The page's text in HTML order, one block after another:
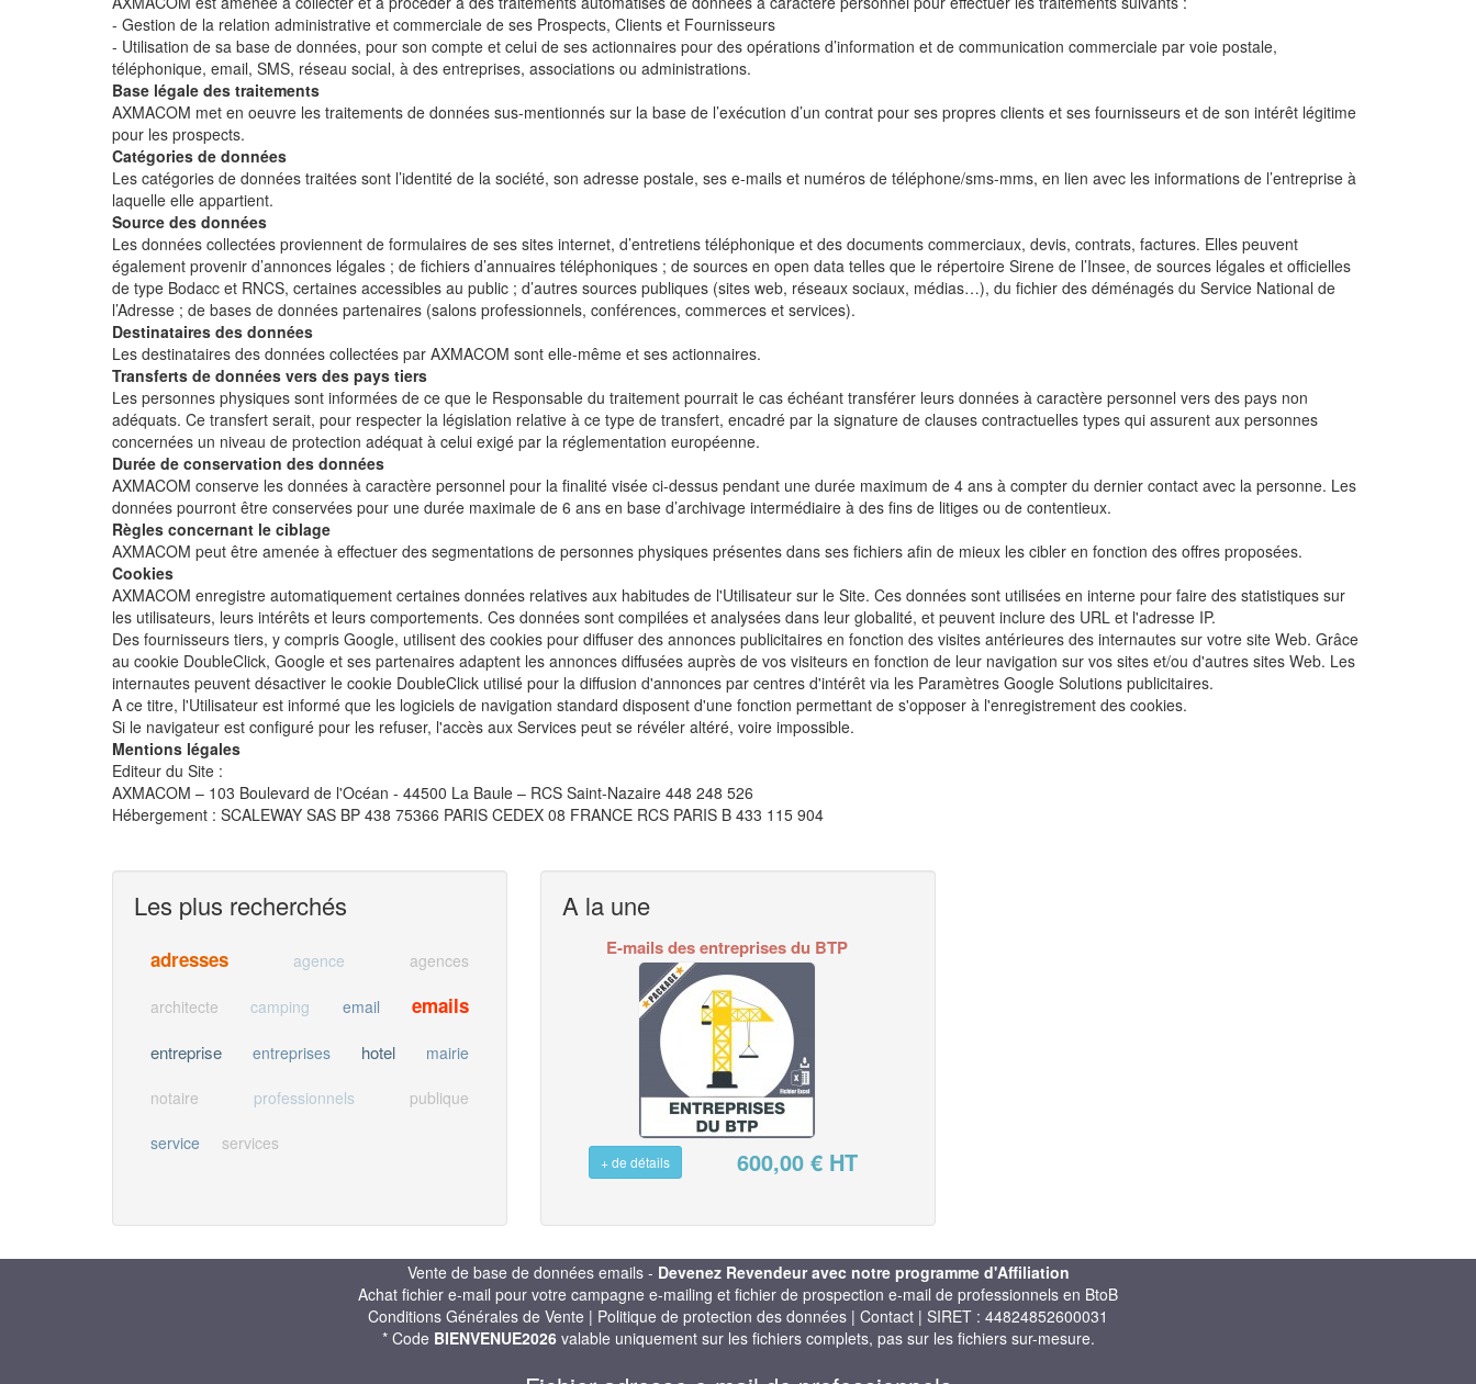
- Gestion de la relation administrative et commerciale de ses Prospects, Clients et Fournisseurs
- Utilisation de sa base de données, pour son compte et celui de ses actionnaires pour des opérations d’information et de communication commerciale par voie postale,
téléphonique, email, SMS, réseau social, à des entreprises, associations ou administrations.
Base légale des traitements
AXMACOM met en oeuvre les traitements de données sus-mentionnés sur la base de l’exécution d’un contrat pour ses propres clients et ses fournisseurs et de son intérêt légitime
pour les prospects.
Catégories de données
Les catégories de données traitées sont l’identité de la société, son adresse postale, ses e-mails et numéros de téléphone/sms-mms, en lien avec les informations de l’entreprise à
laquelle elle appartient.
Source des données
Les données collectées proviennent de formulaires de ses sites internet, d’entretiens téléphonique et des documents commerciaux, devis, contrats, factures. Elles peuvent
également provenir d’annonces légales ; de fichiers d’annuaires téléphoniques ; de sources en open data telles que le répertoire Sirene de l’Insee, de sources légales et officielles
de type Bodacc et RNCS, certaines accessibles au public ; d’autres sources publiques (sites web, réseaux sociaux, médias…), du fichier des déménagés du Service National de
l’Adresse ; de bases de données partenaires (salons professionnels, conférences, commerces et services).
Destinataires des données
Les destinataires des données collectées par AXMACOM sont elle-même et ses actionnaires.
Transferts de données vers des pays tiers
Les personnes physiques sont informées de ce que le Responsable du traitement pourrait le cas échéant transférer leurs données à caractère personnel vers des pays non
adéquats. Ce transfert serait, pour respecter la législation relative à ce type de transfert, encadré par la signature de clauses contractuelles types qui assurent aux personnes
concernées un niveau de protection adéquat à celui exigé par la réglementation européenne.
Durée de conservation des données
AXMACOM conserve les données à caractère personnel pour la finalité visée ci-dessus pendant une durée maximum de 4 ans à compter du dernier contact avec la personne. Les
données pourront être conservées pour une durée maximale de 6 ans en base d’archivage intermédiaire à des fins de litiges ou de contentieux.
Règles concernant le ciblage
AXMACOM peut être amenée à effectuer des segmentations de personnes physiques présentes dans ses fichiers afin de mieux les cibler en fonction des offres proposées.
Cookies
AXMACOM enregistre automatiquement certaines données relatives aux habitudes de l'Utilisateur sur le Site. Ces données sont utilisées en interne pour faire des statistiques sur
les utilisateurs, leurs intérêts et leurs comportements. Ces données sont compilées et analysées dans leur globalité, et peuvent inclure des URL et l'adresse IP.
Des fournisseurs tiers, y compris Google, utilisent des cookies pour diffuser des annonces publicitaires en fonction des visites antérieures des internautes sur votre site Web. Grâce
au cookie DoubleClick, Google et ses partenaires adaptent les annonces diffusées auprès de vos visiteurs en fonction de leur navigation sur vos sites et/ou d'autres sites Web. Les
internautes peuvent désactiver le cookie DoubleClick utilisé pour la diffusion d'annonces par centres d'intérêt via les Paramètres Google Solutions publicitaires.
A ce titre, l'Utilisateur est informé que les logiciels de navigation standard disposent d'une fonction permettant de s'opposer à l'enregistrement des cookies.
Si le navigateur est configuré pour les refuser, l'accès aux Services peut se révéler altéré, voire impossible.
Mentions légales
Editeur du Site :
AXMACOM – 103 Boulevard de l'Océan - 44500 La Baule – RCS Saint-Nazaire 448 248 526
Hébergement : SCALEWAY SAS BP 438 75366 PARIS CEDEX 08 FRANCE RCS PARIS B 433 115 904
Les plus recherchés
adresses agence agences
architecte camping email emails
entreprise entreprises hotel mairie
notaire professionnels publique
service services
A la une
E-mails des entreprises du BTP
+ de détails 600,00 € HT
Vente de base de données emails - Devenez Revendeur avec notre programme d'Affiliation
Achat fichier e-mail pour votre campagne e-mailing et fichier de prospection e-mail de professionnels en BtoB
Conditions Générales de Vente | Politique de protection des données | Contact | SIRET : 44824852600031
* Code BIENVENUE2026valable uniquement sur les fichiers complets, pas sur les fichiers sur-mesure.